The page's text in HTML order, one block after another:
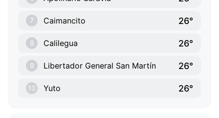
7 Caimancito 26°
8 Calilegua 26°
9 Libertador General San Martín 26°
10 Yuto 26°